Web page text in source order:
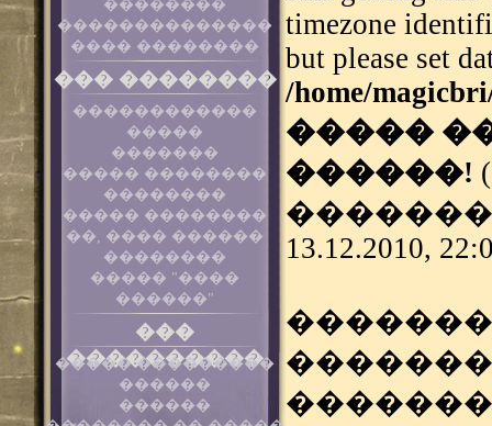
timezone
but please set
/home/
�����
������!
13.12.2010,
��������
��������������
���� ��������
��� ��������
������������
�����
�������
����� ��������
��������
����� ��������
��, ���� ������
��������
����� "����
������"
���
����������
����� ���������
������
������